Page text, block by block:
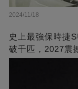
2024/11/18
史上最強保時捷
破千匹，2027震